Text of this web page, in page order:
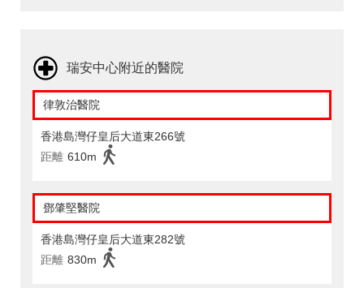
瑞安中心附近的醫院
律敦治醫院
香港島灣仔皇后大道東266號
距離 610m
鄧肇堅醫院
香港島灣仔皇后大道東282號
距離 830m